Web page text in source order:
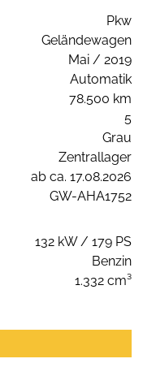
Pkw
Geländewagen
Mai / 2019
Automatik
78.500 km
5
Grau
Zentrallager
ab ca. 17.08.2026
GW-AHA1752
132 kW / 179 PS
Benzin
1.332 cm³